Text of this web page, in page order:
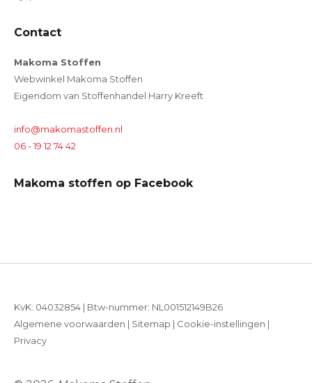
Contact
Makoma Stoffen
Webwinkel Makoma Stoffen
Eigendom van Stoffenhandel Harry Kreeft
info@makomastoffen.nl
06 - 19 12 74 42
Makoma stoffen op Facebook
KvK: 04032854 | Btw-nummer: NL001512149B26
Algemene voorwaarden | Sitemap | Cookie-instellingen |
Privacy